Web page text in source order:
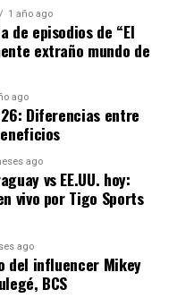
y Social
energética es
en energía, como
de acero, están
costos operativos, lo
económica si no
hogares de bajos
por el aumento de los
llevado a algunos
temporales y otras
1 año ago
de episodios de “El
extraño mundo de
ago
26: Diferencias entre
ago
vs EE.UU. hoy:
vivo por Tigo Sports
ago
del influencer Mikey
BCS